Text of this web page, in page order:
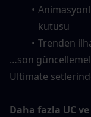
kutusu
Trenden
…son
Ultimate
Daha fazla UC